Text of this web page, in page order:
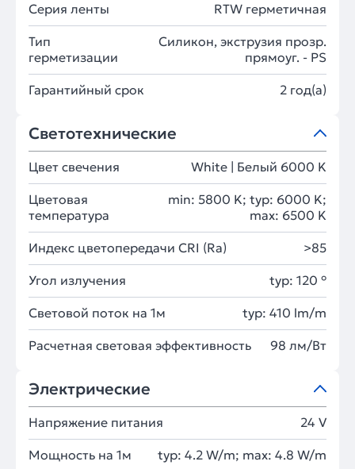
Серия ленты RTW герметичная
Тип
герметизации
Силикон, экструзия прозр.
прямоуг. - PS
Гарантийный срок 2 год(а)
Светотехнические
Цвет свечения White | Белый 6000 K
Цветовая
температура
min: 5800 K; typ: 6000 K;
max: 6500 K
Индекс цветопередачи CRI (Ra) >85
Угол излучения typ: 120 °
Световой поток на 1м typ: 410 lm/m
Расчетная световая эффективность 98 лм/Вт
Электрические
Напряжение питания 24 V
Мощность на 1м typ: 4.2 W/m; max: 4.8 W/m